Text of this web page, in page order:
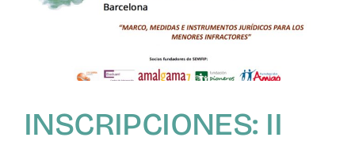
INSCRIPCIONES: II